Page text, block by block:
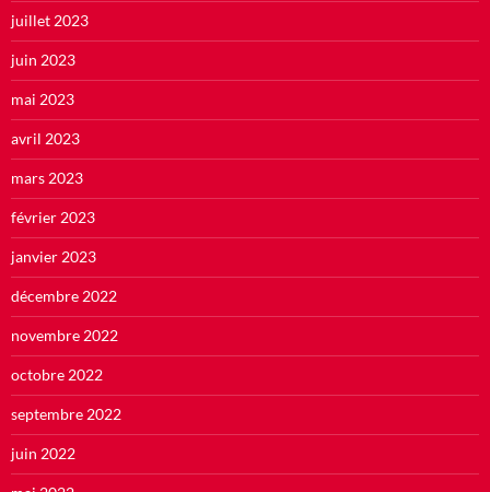
juillet 2023
juin 2023
mai 2023
avril 2023
mars 2023
février 2023
janvier 2023
décembre 2022
novembre 2022
octobre 2022
septembre 2022
juin 2022